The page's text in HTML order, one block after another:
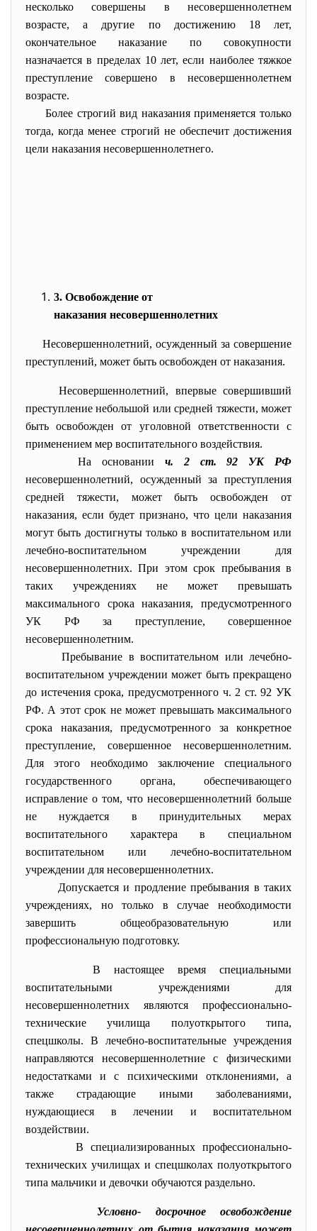
несколько совершены в несовершеннолетнем
возрасте, а другие по достижению 18 лет,
окончательное наказание по совокупности
назначается в пределах 10 лет, если наиболее тяжкое
преступление совершено в несовершеннолетнем
возрасте.
Более строгий вид наказания применяется только
тогда, когда менее строгий не обеспечит достижения
цели наказания несовершеннолетнего.
3. Освобождение от
наказания несовершеннолетних
Несовершеннолетний, осужденный за совершение
преступлений, может быть освобожден от наказания.
Несовершеннолетний, впервые совершивший
преступление небольшой или средней тяжести, может
быть освобожден от уголовной ответственности с
применением мер воспитательного воздействия.
На основании ч. 2 ст. 92 УК РФ
несовершеннолетний, осужденный за преступления
средней тяжести, может быть освобожден от
наказания, если будет признано, что цели наказания
могут быть достигнуты только в воспитательном или
лечебно-воспитательном учреждении для
несовершеннолетних. При этом срок пребывания в
таких учреждениях не может превышать
максимального срока наказания, предусмотренного
УК РФ за преступление, совершенное
несовершеннолетним.
Пребывание в воспитательном или лечебно-
воспитательном учреждении может быть прекращено
до истечения срока, предусмотренного ч. 2 ст. 92 УК
РФ. А этот срок не может превышать максимального
срока наказания, предусмотренного за конкретное
преступление, совершенное несовершеннолетним.
Для этого необходимо заключение специального
государственного органа, обеспечивающего
исправление о том, что несовершеннолетний больше
не нуждается в принудительных мерах
воспитательного характера в специальном
воспитательном или лечебно-воспитательном
учреждении для несовершеннолетних.
Допускается и продление пребывания в таких
учреждениях, но только в случае необходимости
завершить общеобразовательную или
профессиональную подготовку.
В настоящее время специальными
воспитательными учреждениями для
несовершеннолетних являются профессионально-
технические училища полуоткрытого типа,
спецшколы. В лечебно-воспитательные учреждения
направляются несовершеннолетние с физическими
недостатками и с психическими отклонениями, а
также страдающие иными заболеваниями,
нуждающиеся в лечении и воспитательном
воздействии.
В специализированных профессионально-
технических училищах и спецшколах полуоткрытого
типа мальчики и девочки обучаются раздельно.
Условно- досрочное освобождение